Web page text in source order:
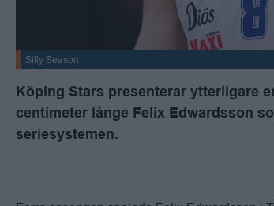
Silly Season
Köping Stars presenterar ytterligare
centimeter långe Felix Edwardsson
seriesystemen.